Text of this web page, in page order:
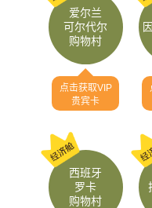
爱尔兰
可尔代尔
购物村
点击获取VIP
贵宾卡
西班牙
罗卡
购物村